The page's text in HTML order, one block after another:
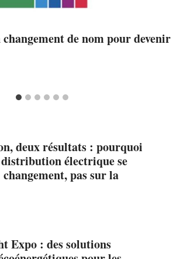
de nom pour devenir
deux résultats : pourquoi
électrique se
pas sur la
Expo : des solutions